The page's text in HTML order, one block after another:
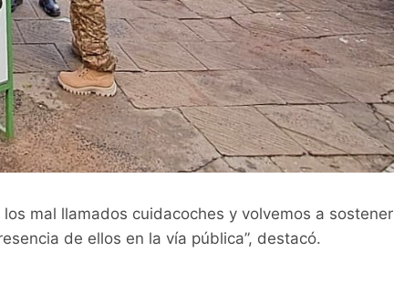
mal llamados cuidacoches y volvemos a sostener
de ellos en la vía pública”, destacó.